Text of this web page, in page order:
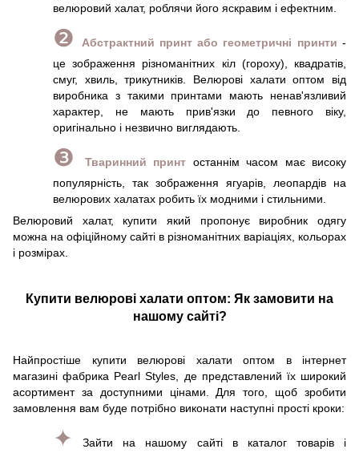
велюровий халат, роблячи його яскравим і ефектним.
❷ Абстрактний принт або геометричні принти -
це зображення різноманітних кіл (гороху), квадратів,
смуг, хвиль, трикутників. Велюрові халати оптом від
виробника з такими принтами мають ненав'язливий
характер, не мають прив'язки до певного віку,
оригінально і незвично виглядають.
❸ Тваринний принт останнім часом має високу
популярність, так зображення ягуарів, леопардів на
велюрових халатах робить їх модними і стильними.
Велюровий халат, купити який пропонує виробник одягу
можна на офіційному сайті в різноманітних варіаціях, кольорах
і розмірах.
Купити велюрові халати оптом: Як замовити на
нашому сайті?
Найпростіше купити велюрові халати оптом в інтернет
магазині фабрика Pearl Styles, де представлений їх широкий
асортимент за доступними цінами. Для того, щоб зробити
замовлення вам буде потрібно виконати наступні прості кроки:
✦
Зайти на нашому сайті в каталог товарів і